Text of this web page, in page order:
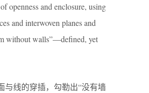
openness and enclosure, using
and interwoven planes and
without walls”—defined, yet
线的穿插，勾勒出“没有墙